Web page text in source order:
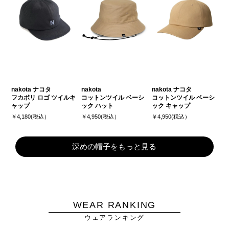
nakota ナコタ
フカボリ ロゴ ツイルキ
ャップ
￥4,180(税込）
nakota
コットンツイル ベーシ
ック ハット
￥4,950(税込）
nakota ナコタ
コットンツイル ベーシ
ック キャップ
￥4,950(税込）
深めの帽子をもっと見る
WEAR RANKING
ウェアランキング